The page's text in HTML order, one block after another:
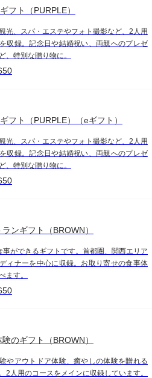
フト（PURPLE）
光、スパ・エステやフォト撮影など、2人用
収録。記念日や結婚祝い、両親へのプレゼ
、特別な贈り物に。
フト（PURPLE）（eギフト）
光、スパ・エステやフォト撮影など、2人用
収録。記念日や結婚祝い、両親へのプレゼ
、特別な贈り物に。
ランギフト（BROWN）
事ができるギフトです。首都圏、関西エリア
ィナーを中心に収録。お取り寄せの食事体
ます。
のギフト（BROWN）
やアウトドア体験、癒やしの体験を贈れる
2人用のコースをメインに収録しています。